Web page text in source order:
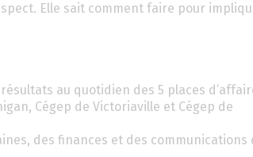
Elle sait comment faire pour
au quotidien des 5 places
Cégep de Victoriaville et Cégep de
des finances et des communications